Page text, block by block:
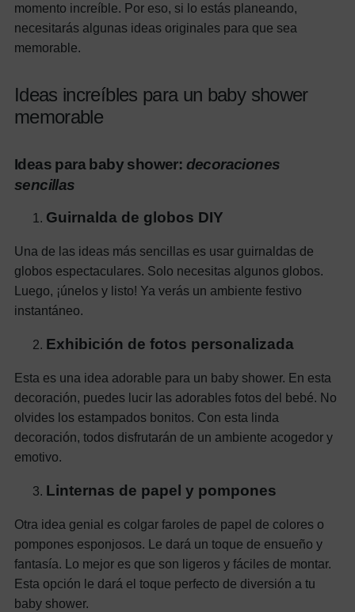
momento increíble. Por eso, si lo estás planeando,
necesitarás algunas ideas originales para que sea
memorable.
Ideas increíbles para un baby shower
memorable
Ideas para baby shower: decoraciones
sencillas
Guirnalda de globos DIY
Una de las ideas más sencillas es usar guirnaldas de
globos espectaculares. Solo necesitas algunos globos.
Luego, ¡únelos y listo! Ya verás un ambiente festivo
instantáneo.
Exhibición de fotos personalizada
Esta es una idea adorable para un baby shower. En esta
decoración, puedes lucir las adorables fotos del bebé. No
olvides los estampados bonitos. Con esta linda
decoración, todos disfrutarán de un ambiente acogedor y
emotivo.
Linternas de papel y pompones
Otra idea genial es colgar faroles de papel de colores o
pompones esponjosos. Le dará un toque de ensueño y
fantasía. Lo mejor es que son ligeros y fáciles de montar.
Esta opción le dará el toque perfecto de diversión a tu
baby shower.